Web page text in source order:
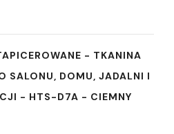
- TKANINA
SALONU, DOMU, JADALNI I
- HTS-D7A - CIEMNY